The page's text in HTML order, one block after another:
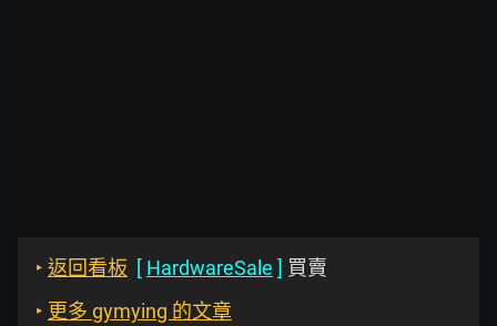
‣ 返回看板 [ HardwareSale ] 買賣
‣ 更多 gymying 的文章